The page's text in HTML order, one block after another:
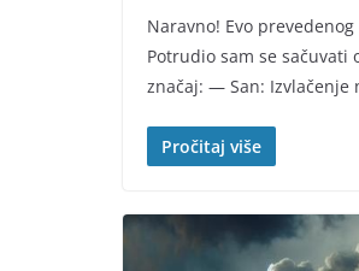
Naravno! Evo
Potrudio sam se
značaj: — San: Izvlačenje
Pročitaj više